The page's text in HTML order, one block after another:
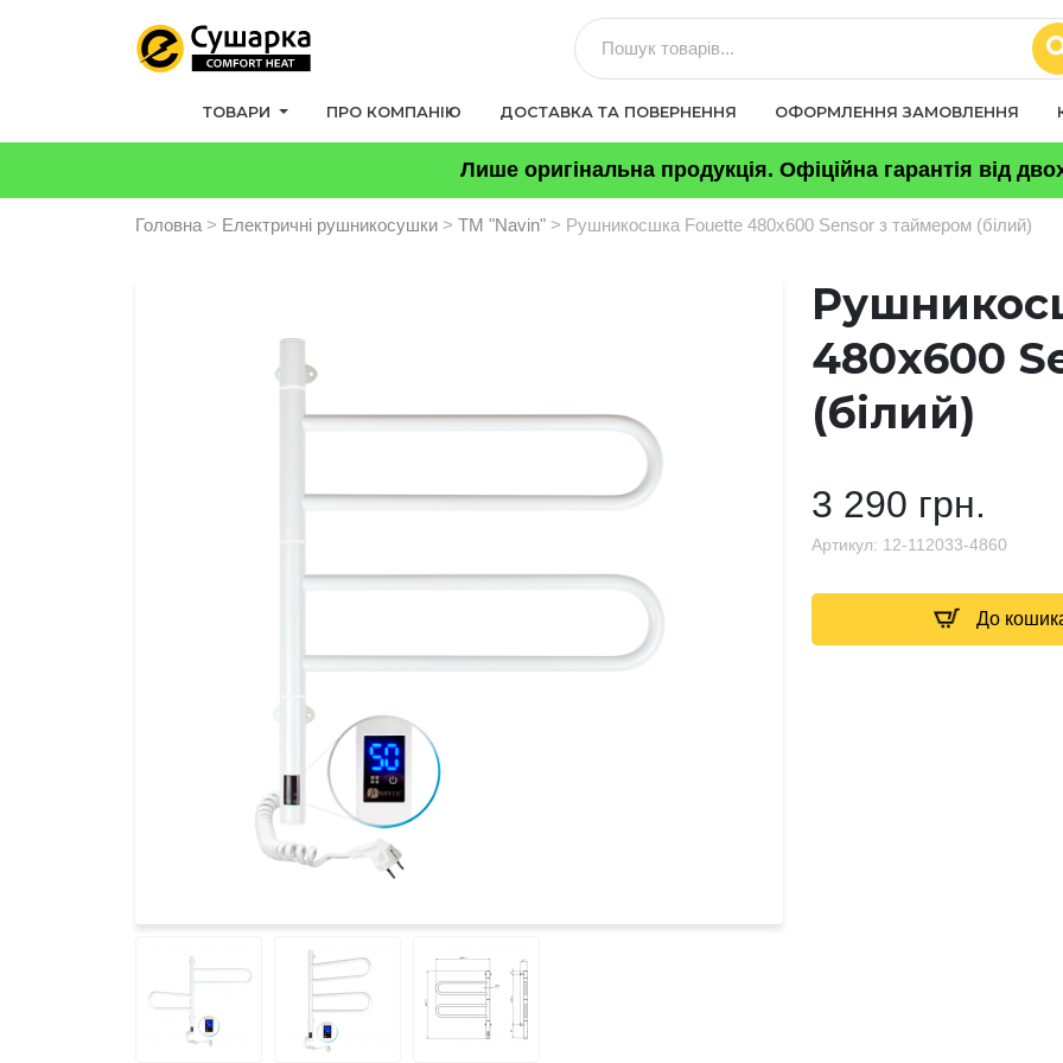
ТОВАРИ ПРО КОМПАНІЮ ДОСТАВКА ТА ПОВЕРНЕННЯ ОФОРМЛЕННЯ ЗАМОВЛЕННЯ
Лише оригінальна продукція. Офіційна гарантія від
Головна > Електричні рушникосушки > ТМ "Navin" > Рушникосшка Fouette 480х600 Sensor з таймером (білий)
480х600
(білий)
3 290 грн.
Артикул: 12-112033-4860
До